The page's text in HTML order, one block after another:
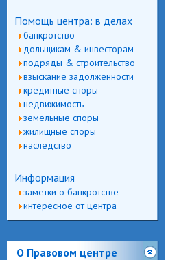
Помощь центра: в делах
банкротство
дольщикам & инвесторам
подряды & строительство
взыскание задолженности
кредитные споры
недвижимость
земельные споры
жилищные споры
наследство
Информация
заметки о банкротстве
интересное от центра
О Правовом центре